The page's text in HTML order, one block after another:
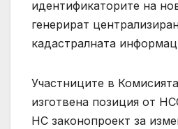
идентификаторите на
генерират
кадастралната
Участниците в
изготвена позиция от
НС законопроект за